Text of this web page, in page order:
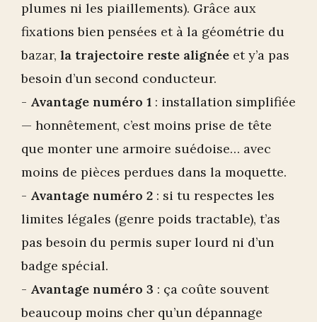
plumes ni les piaillements). Grâce aux
fixations bien pensées et à la géométrie du
bazar, la trajectoire reste alignée et y’a pas
besoin d’un second conducteur.
- Avantage numéro 1 : installation simplifiée
— honnêtement, c’est moins prise de tête
que monter une armoire suédoise… avec
moins de pièces perdues dans la moquette.
- Avantage numéro 2 : si tu respectes les
limites légales (genre poids tractable), t’as
pas besoin du permis super lourd ni d’un
badge spécial.
- Avantage numéro 3 : ça coûte souvent
beaucoup moins cher qu’un dépannage